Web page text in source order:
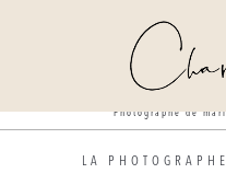
Photographe de
LA PHOTOGRAPHE